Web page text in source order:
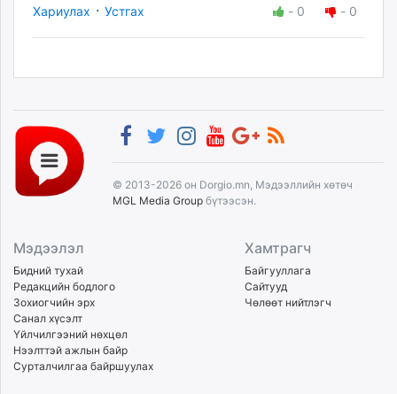
Хариулах · Устгах - 0 - 0
© 2013-2026 он Dorgio.mn, Мэдээллийн хөтөч
MGL Media Group бүтээсэн.
Мэдээлэл
Бидний тухай
Редакцийн бодлого
Зохиогчийн эрх
Санал хүсэлт
Үйлчилгээний нөхцөл
Нээлттэй ажлын байр
Сурталчилгаа байршуулах
Хамтрагч
Байгууллага
Сайтууд
Чөлөөт нийтлэгч